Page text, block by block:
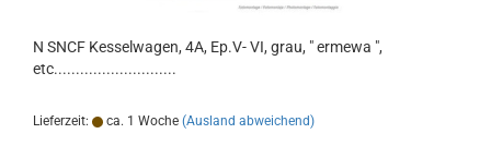
N SNCF Kesselwagen, 4A, Ep.V- VI, grau, " ermewa ",
etc............................
Lieferzeit: ca. 1 Woche (Ausland abweichend)